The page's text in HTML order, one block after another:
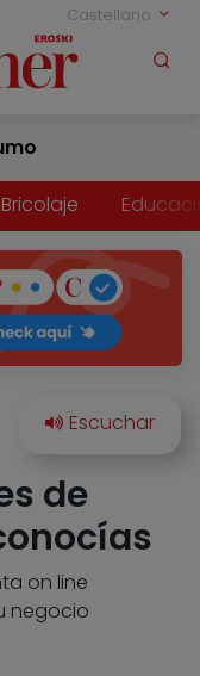
Castellano
Bricolaje
de
on line
negocio